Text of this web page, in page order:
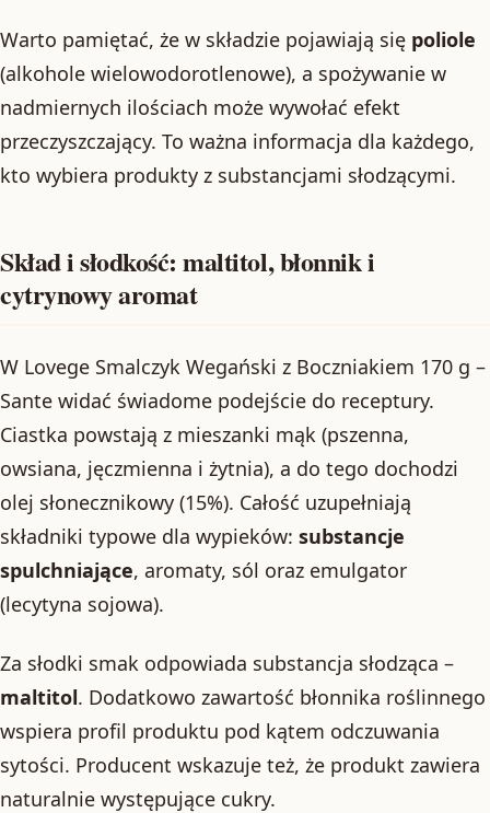
Warto pamiętać, że w składzie pojawiają się poliole
(alkohole wielowodorotlenowe), a spożywanie w
nadmiernych ilościach może wywołać efekt
przeczyszczający. To ważna informacja dla każdego,
kto wybiera produkty z substancjami słodzącymi.
Skład i słodkość: maltitol, błonnik i
cytrynowy aromat
W Lovege Smalczyk Wegański z Boczniakiem 170 g –
Sante widać świadome podejście do receptury.
Ciastka powstają z mieszanki mąk (pszenna,
owsiana, jęczmienna i żytnia), a do tego dochodzi
olej słonecznikowy (15%). Całość uzupełniają
składniki typowe dla wypieków: substancje
spulchniające, aromaty, sól oraz emulgator
(lecytyna sojowa).
Za słodki smak odpowiada substancja słodząca –
maltitol. Dodatkowo zawartość błonnika roślinnego
wspiera profil produktu pod kątem odczuwania
sytości. Producent wskazuje też, że produkt zawiera
naturalnie występujące cukry.